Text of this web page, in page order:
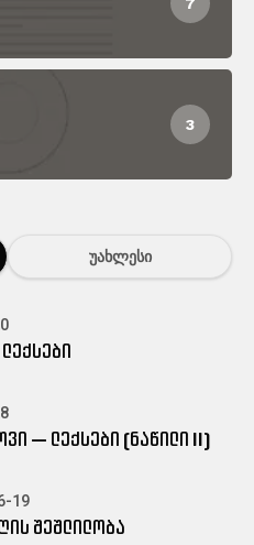
3
ᲣᲐᲮᲚᲔᲡᲘ
— ლექსები (ნაწილი II)
19
შეშლილობა